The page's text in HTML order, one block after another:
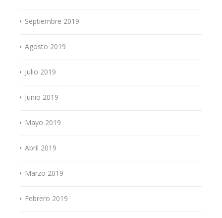
Septiembre 2019
Agosto 2019
Julio 2019
Junio 2019
Mayo 2019
Abril 2019
Marzo 2019
Febrero 2019